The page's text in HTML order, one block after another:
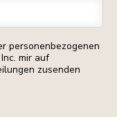
personenbezogenen
mir auf
zusenden